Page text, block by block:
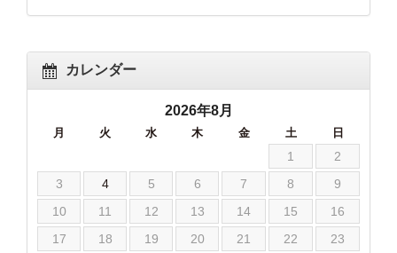
カレンダー
2026年8月
月 火 水 木 金 土 日
1
2
3
4 5 6 7 8
9
10
11 12 13 14 15
16
17
18 19 20 21 22
23